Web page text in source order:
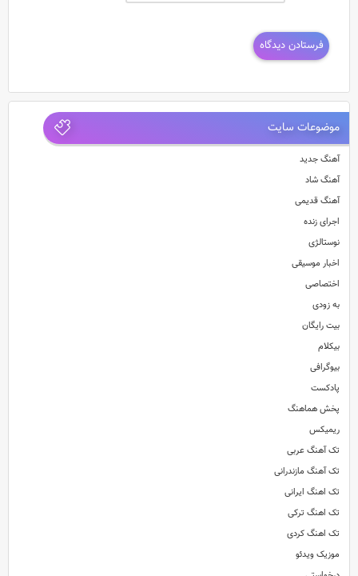
موضوعات سایت
آهنگ جدید
آهنگ شاد
آهنگ قدیمی
اجرای زنده
نوستالژی
اخبار موسیقی
اختصاصی
به زودی
بیت رایگان
بیکلام
بیوگرافی
پادکست
پخش هماهنگ
ریمیکس
تک آهنگ عربی
تک آهنگ مازندرانی
تک اهنگ ایرانی
تک اهنگ ترکی
تک اهنگ کردی
موزیک ویدئو